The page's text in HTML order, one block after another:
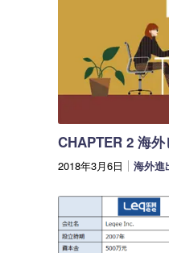
CHAPTER 2 海
2018年3月6日 海外進